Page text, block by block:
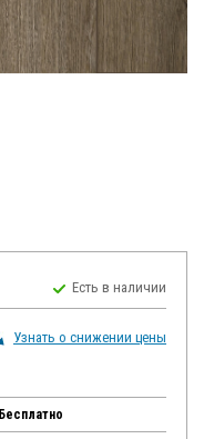
Есть в наличии
Узнать о снижении цены
Бесплатно